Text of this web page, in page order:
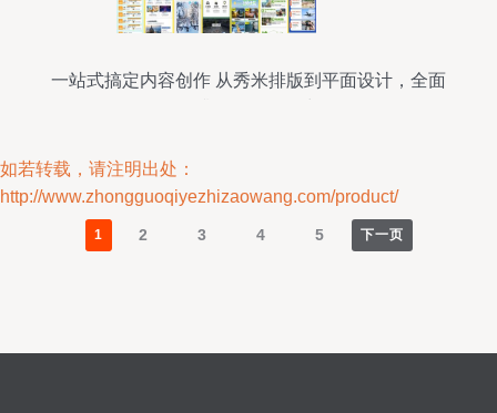
一站式搞定内容创作 从秀米排版到平面设计，全面
如若转载，请注明出处：
http://www.zhongguoqiyezhizaowang.com/product/
1 2 3 4 5 下一页